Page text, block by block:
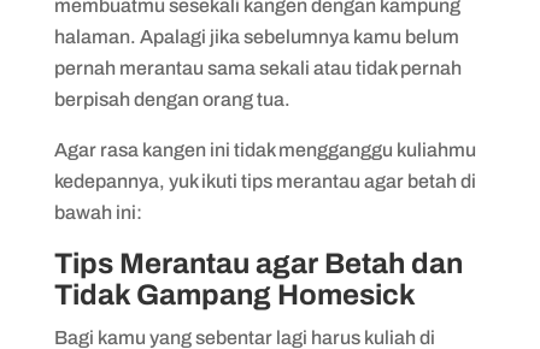
membuatmu sesekali kangen dengan kampung
halaman. Apalagi jika sebelumnya kamu belum
pernah merantau sama sekali atau tidak pernah
berpisah dengan orang tua.
Agar rasa kangen ini tidak mengganggu kuliahmu
kedepannya, yuk ikuti tips merantau agar betah di
bawah ini:
Tips Merantau agar Betah dan
Tidak Gampang Homesick
Bagi kamu yang sebentar lagi harus kuliah di